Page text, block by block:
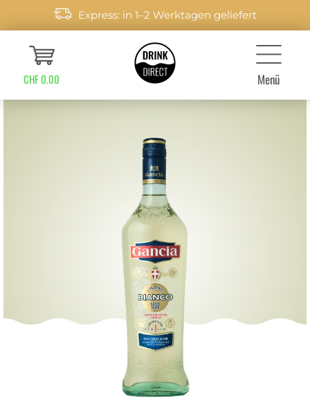
Express: in 1–2 Werktagen geliefert
CHF 0.00 Menü